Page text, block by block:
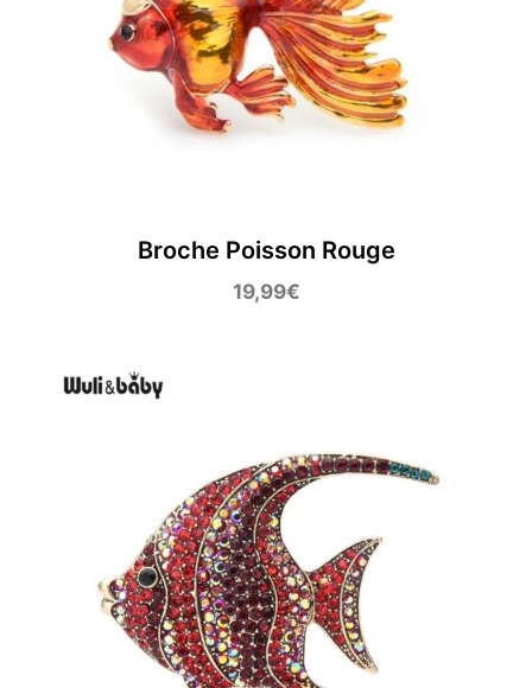
Broche Poisson Rouge
19,99€